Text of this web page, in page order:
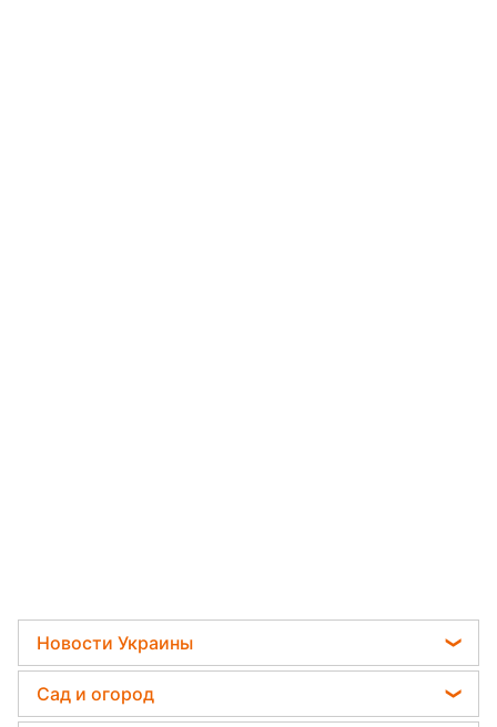
Новости Украины
Телеграм новости Украины
Пенсии в Украине
Сад и огород